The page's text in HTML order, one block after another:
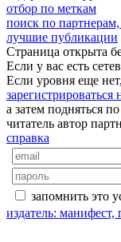
отбор по меткам
поиск по
лучшие публикации
Страница открыта
Если у вас есть
Если уровня еще
зарегистрироваться
а затем подняться
читатель автор
справка
запомнить это
издатель: